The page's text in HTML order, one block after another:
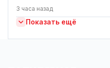
3 часа назад
Показать ещё